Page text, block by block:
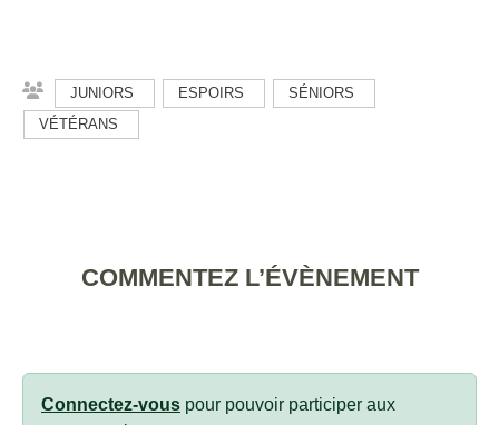
JUNIORS ESPOIRS
SÉNIORS
VÉTÉRANS
COMMENTEZ L’ÉVÈNEMENT
Connectez-vous pour pouvoir participer aux